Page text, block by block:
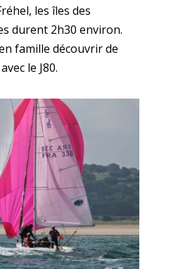
les îles des
durent 2h30 environ.
famille découvrir de
le J80.